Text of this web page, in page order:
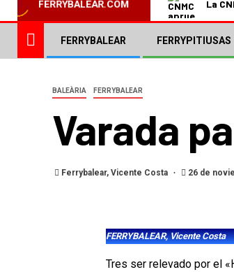
FERRYBALEAR.COM La
FERRYBALEAR FERRYPITIUSAS
BALEÀRIA FERRYBALEAR
Varada
Ferrybalear, Vicente Costa 26 de
FERRYBALEAR, Vicente Costa
Tres ser relevado por el